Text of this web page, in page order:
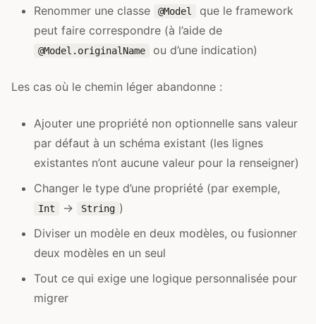
Renommer une classe
@Model
que le framework
peut faire correspondre (à l’aide de
@Model.originalName ou d’une indication)
Les cas où le chemin léger abandonne :
Ajouter une propriété non optionnelle sans valeur
par défaut à un schéma existant (les lignes
existantes n’ont aucune valeur pour la renseigner)
Changer le type d’une propriété (par exemple,
Int → String )
Diviser un modèle en deux modèles, ou fusionner
deux modèles en un seul
Tout ce qui exige une logique personnalisée pour
migrer